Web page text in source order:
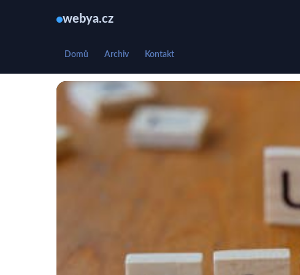
webya.cz
Domů Archiv Kontakt